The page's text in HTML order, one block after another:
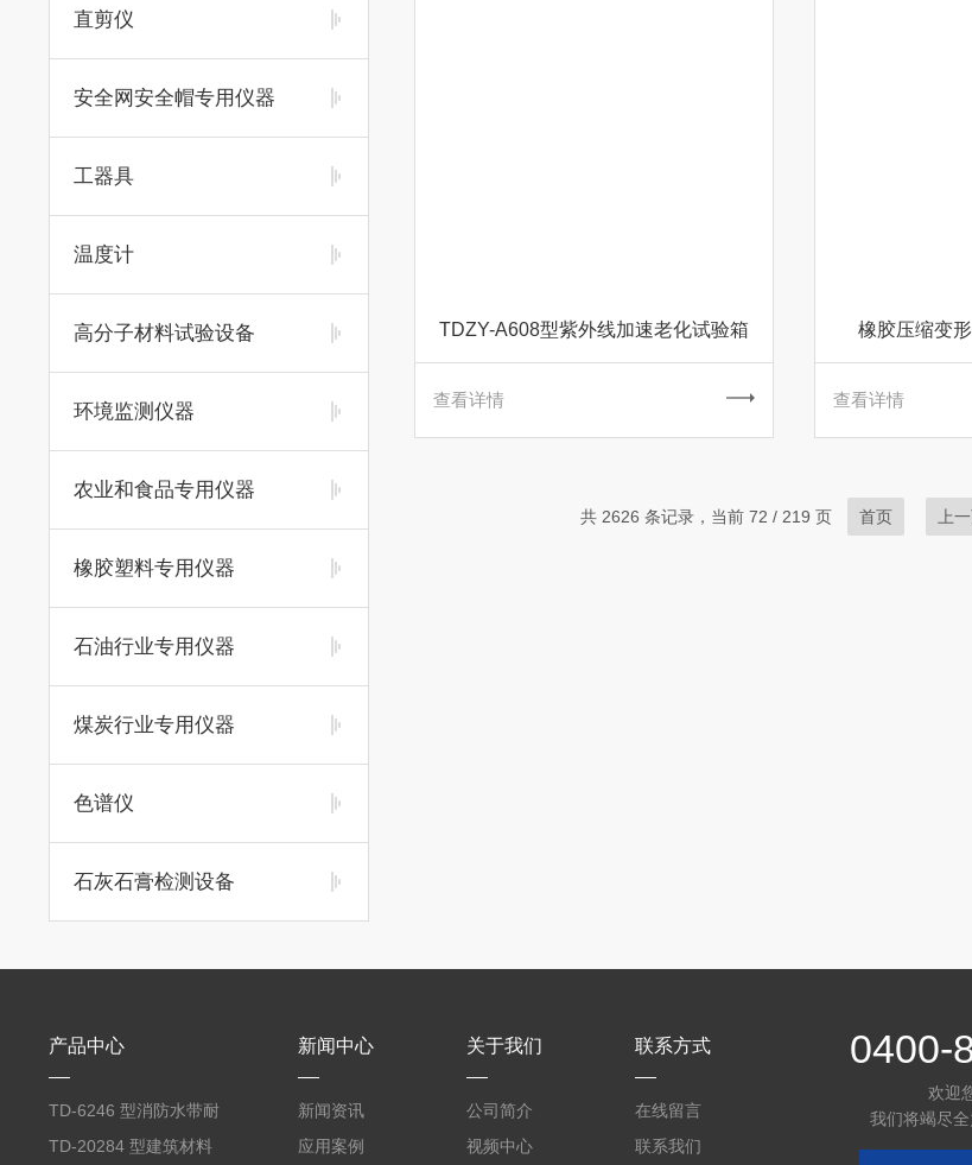
直剪仪
安全网安全帽专用仪器
工器具
温度计
高分子材料试验设备
环境监测仪器
农业和食品专用仪器
橡胶塑料专用仪器
石油行业专用仪器
煤炭行业专用仪器
色谱仪
石灰石膏检测设备
TDZY-A608型紫外线加速老化试验箱
查看详情
橡胶压缩变
查看详情
共 2626 条记录，当前 72 / 219 页 首页 上
产品中心
TD‑6246 型消防水带耐
磨试验机
TD‑20284 型建筑材料
新闻中心
新闻资讯
应用案例
关于我们
公司简介
视频中心
联系方式
在线留言
联系我们
0400-
欢迎
我们将竭尽